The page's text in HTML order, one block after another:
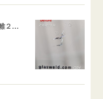
飛び石ひび割れ 施工例「近距離２箇所・パーシャル系+ストレート系」CX-8